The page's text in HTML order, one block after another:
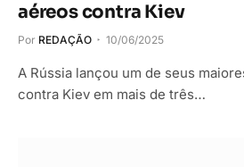
aéreos contra Kiev
Por REDAÇÃO 10/06/2025
A Rússia lançou um de seus
contra Kiev em mais de três…